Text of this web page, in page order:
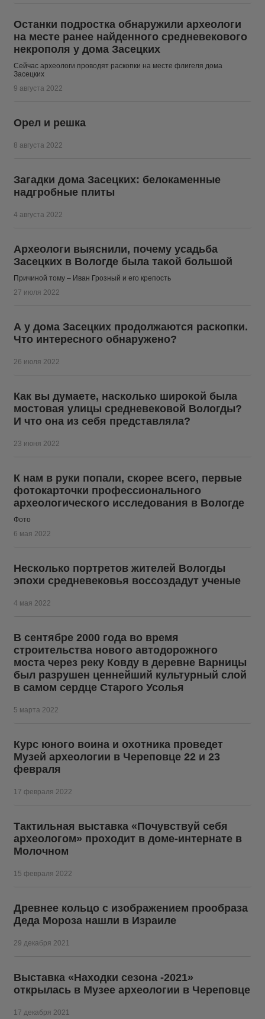
Останки подростка обнаружили археологи
на месте ранее найденного средневекового
некрополя у дома Засецких
Сейчас археологи проводят раскопки на месте флигеля дома
Засецких
9 августа 2022
Орел и решка
8 августа 2022
Загадки дома Засецких: белокаменные
надгробные плиты
4 августа 2022
Археологи выяснили, почему усадьба
Засецких в Вологде была такой большой
Причиной тому – Иван Грозный и его крепость
27 июля 2022
А у дома Засецких продолжаются раскопки.
Что интересного обнаружено?
26 июля 2022
Как вы думаете, насколько широкой была
мостовая улицы средневековой Вологды?
И что она из себя представляла?
23 июня 2022
К нам в руки попали, скорее всего, первые
фотокарточки профессионального
археологического исследования в Вологде
Фото
6 мая 2022
Несколько портретов жителей Вологды
эпохи средневековья воссоздадут ученые
4 мая 2022
В сентябре 2000 года во время
строительства нового автодорожного
моста через реку Ковду в деревне Варницы
был разрушен ценнейший культурный слой
в самом сердце Старого Усолья
5 марта 2022
Курс юного воина и охотника проведет
Музей археологии в Череповце 22 и 23
февраля
17 февраля 2022
Тактильная выставка «Почувствуй себя
археологом» проходит в доме-интернате в
Молочном
15 февраля 2022
Древнее кольцо с изображением прообраза
Деда Мороза нашли в Израиле
29 декабря 2021
Выставка «Находки сезона -2021»
открылась в Музее археологии в Череповце
17 декабря 2021